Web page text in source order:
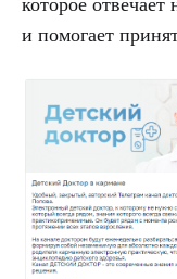
и помогает